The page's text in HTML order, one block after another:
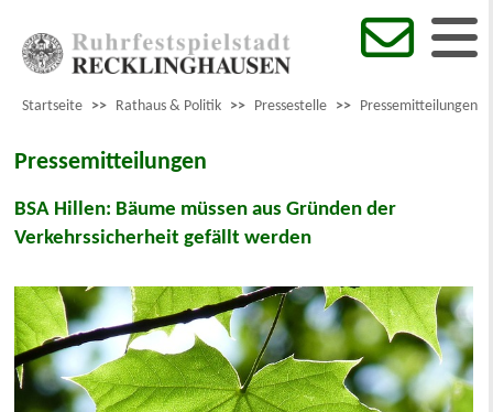
Startseite >> Rathaus & Politik >> Pressestelle >> Pressemitteilungen
Pressemitteilungen
BSA Hillen: Bäume müssen aus Gründen der
Verkehrssicherheit gefällt werden